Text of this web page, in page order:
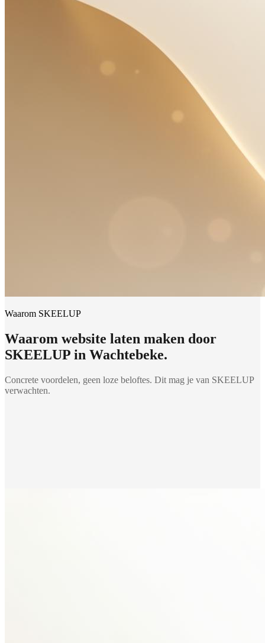
Waarom SKEELUP
Waarom website laten maken door
SKEELUP in Wachtebeke.
Concrete voordelen, geen loze beloftes. Dit mag je van SKEELUP
verwachten.